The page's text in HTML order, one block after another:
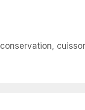
conservation,